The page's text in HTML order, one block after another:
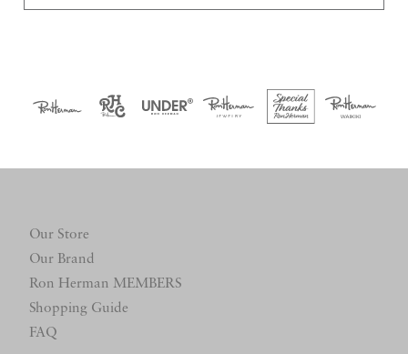
Our Store
Our Brand
Ron Herman MEMBERS
Shopping Guide
FAQ